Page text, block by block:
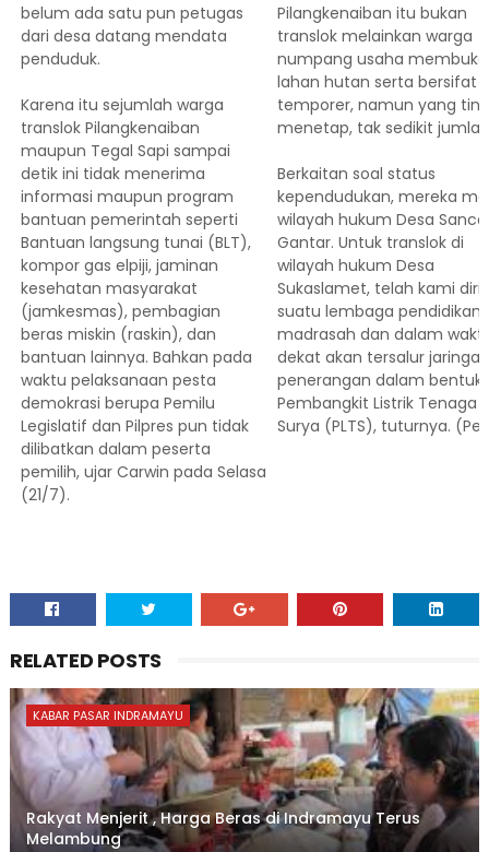
belum ada satu pun petugas
dari desa datang mendata
penduduk.
Karena itu sejumlah warga
translok Pilangkenaiban
maupun Tegal Sapi sampai
detik ini tidak menerima
informasi maupun program
bantuan pemerintah seperti
Bantuan langsung tunai (BLT),
kompor gas elpiji, jaminan
kesehatan masyarakat
(jamkesmas), pembagian
beras miskin (raskin), dan
bantuan lainnya. Bahkan pada
waktu pelaksanaan pesta
demokrasi berupa Pemilu
Legislatif dan Pilpres pun tidak
dilibatkan dalam peserta
pemilih, ujar Carwin pada Selasa
(21/7).
Pilangkenaiban itu bukan
translok melainkan warga
numpang usaha membuka
lahan hutan serta bersifat
temporer, namun yang
menetap, tak sedikit
Berkaitan soal status
kependudukan, mereka
wilayah hukum Desa
Gantar. Untuk translok di
wilayah hukum Desa
Sukaslamet, telah kami
suatu lembaga pendidikan
madrasah dan dalam
dekat akan tersalur jaringan
penerangan dalam bentuk
Pembangkit Listrik Tenaga
Surya (PLTS), tuturnya.
RELATED POSTS
KABAR PASAR INDRAMAYU
Rakyat Menjerit , Harga Beras di Indramayu Terus
Melambung